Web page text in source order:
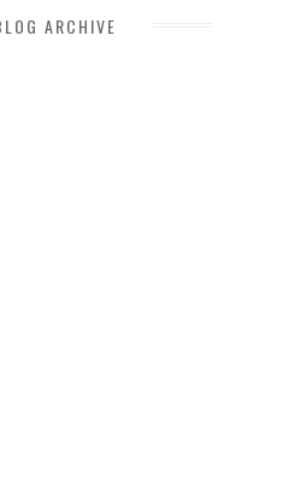
ARCHIVE